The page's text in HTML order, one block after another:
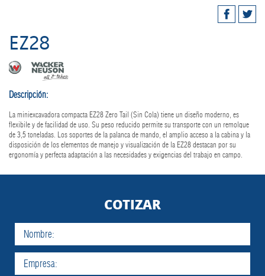
EZ28
Descripción:
La miniexcavadora compacta EZ28 Zero Tail (Sin Cola) tiene un diseño moderno, es
flexibile y de facilidad de uso. Su peso reducido permite su transporte con un remolque
de 3,5 toneladas. Los soportes de la palanca de mando, el amplio acceso a la cabina y la
disposición de los elementos de manejo y visualización de la EZ28 destacan por su
ergonomía y perfecta adaptación a las necesidades y exigencias del trabajo en campo.
COTIZAR